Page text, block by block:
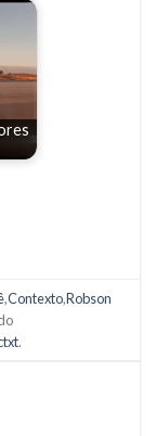
,Contexto,Robson
.